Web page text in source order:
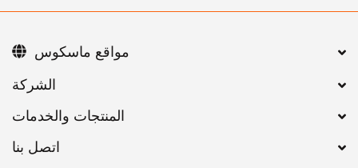
اتصل بنا
مواقع ماسكوس